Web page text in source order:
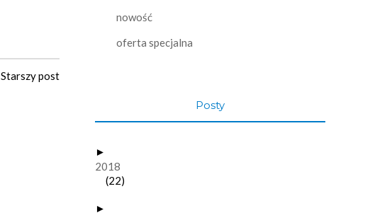
Starszy post
nowość
oferta specjalna
Posty
►
2018
(22)
►